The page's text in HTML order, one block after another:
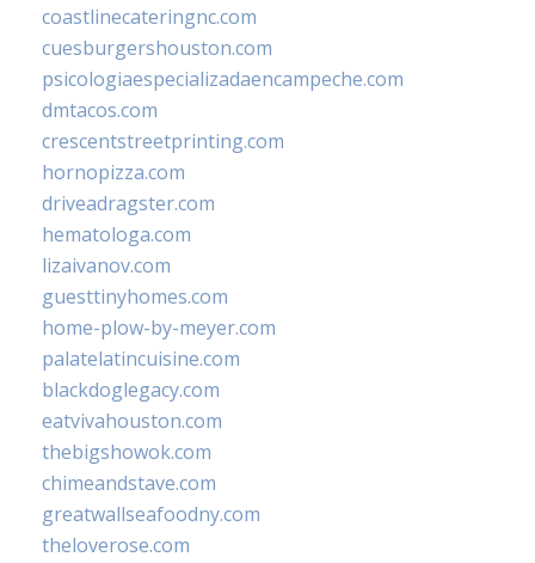
coastlinecateringnc.com
cuesburgershouston.com
psicologiaespecializadaencampeche.com
dmtacos.com
crescentstreetprinting.com
hornopizza.com
driveadragster.com
hematologa.com
lizaivanov.com
guesttinyhomes.com
home-plow-by-meyer.com
palatelatincuisine.com
blackdoglegacy.com
eatvivahouston.com
thebigshowok.com
chimeandstave.com
greatwallseafoodny.com
theloverose.com